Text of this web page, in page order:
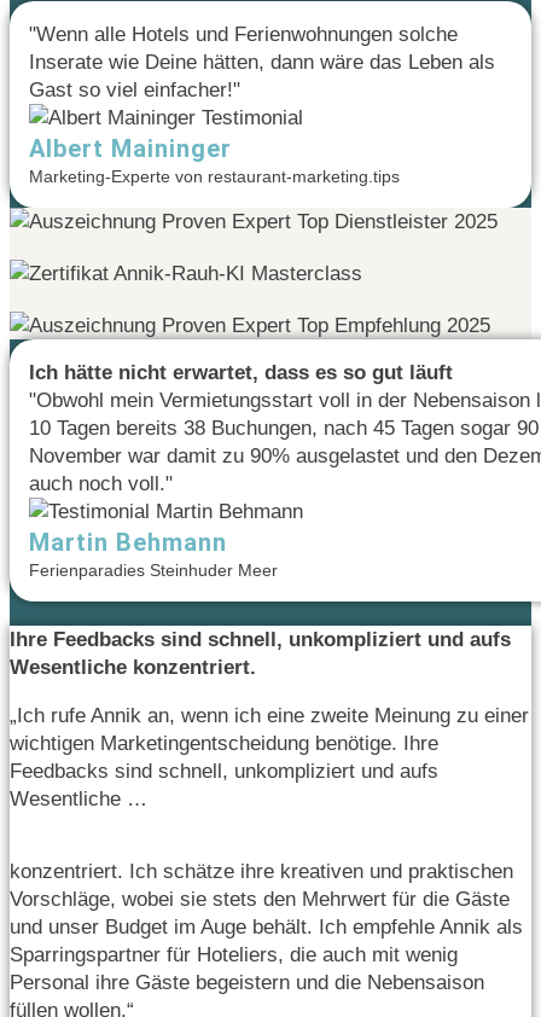
"Wenn alle Hotels und Ferienwohnungen solche
Inserate wie Deine hätten, dann wäre das Leben als
Gast so viel einfacher!"
Albert Maininger
Marketing-Experte von restaurant-marketing.tips
Ich hätte nicht erwartet, dass es so gut läuft
"Obwohl mein Vermietungsstart voll in der Nebensaison
10 Tagen bereits 38 Buchungen, nach 45 Tagen sogar
November war damit zu 90% ausgelastet und den
auch noch voll."
Martin Behmann
Ferienparadies Steinhuder Meer
Ihre Feedbacks sind schnell, unkompliziert und aufs
Wesentliche konzentriert.
„Ich rufe Annik an, wenn ich eine zweite Meinung zu einer
wichtigen Marketingentscheidung benötige. Ihre
Feedbacks sind schnell, unkompliziert und aufs
Wesentliche …
konzentriert. Ich schätze ihre kreativen und praktischen
Vorschläge, wobei sie stets den Mehrwert für die Gäste
und unser Budget im Auge behält. Ich empfehle Annik als
Sparringspartner für Hoteliers, die auch mit wenig
Personal ihre Gäste begeistern und die Nebensaison
füllen wollen.“